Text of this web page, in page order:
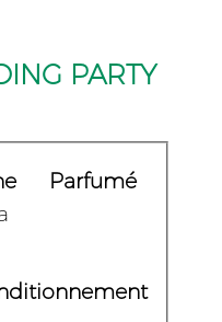
PARTY
Parfumé